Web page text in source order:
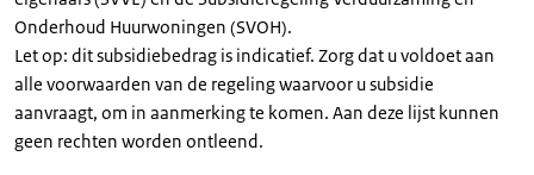
Onderhoud Huurwoningen (SVOH).
Let op: dit subsidiebedrag is indicatief. Zorg dat u voldoet aan
alle voorwaarden van de regeling waarvoor u subsidie
aanvraagt, om in aanmerking te komen. Aan deze lijst kunnen
geen rechten worden ontleend.